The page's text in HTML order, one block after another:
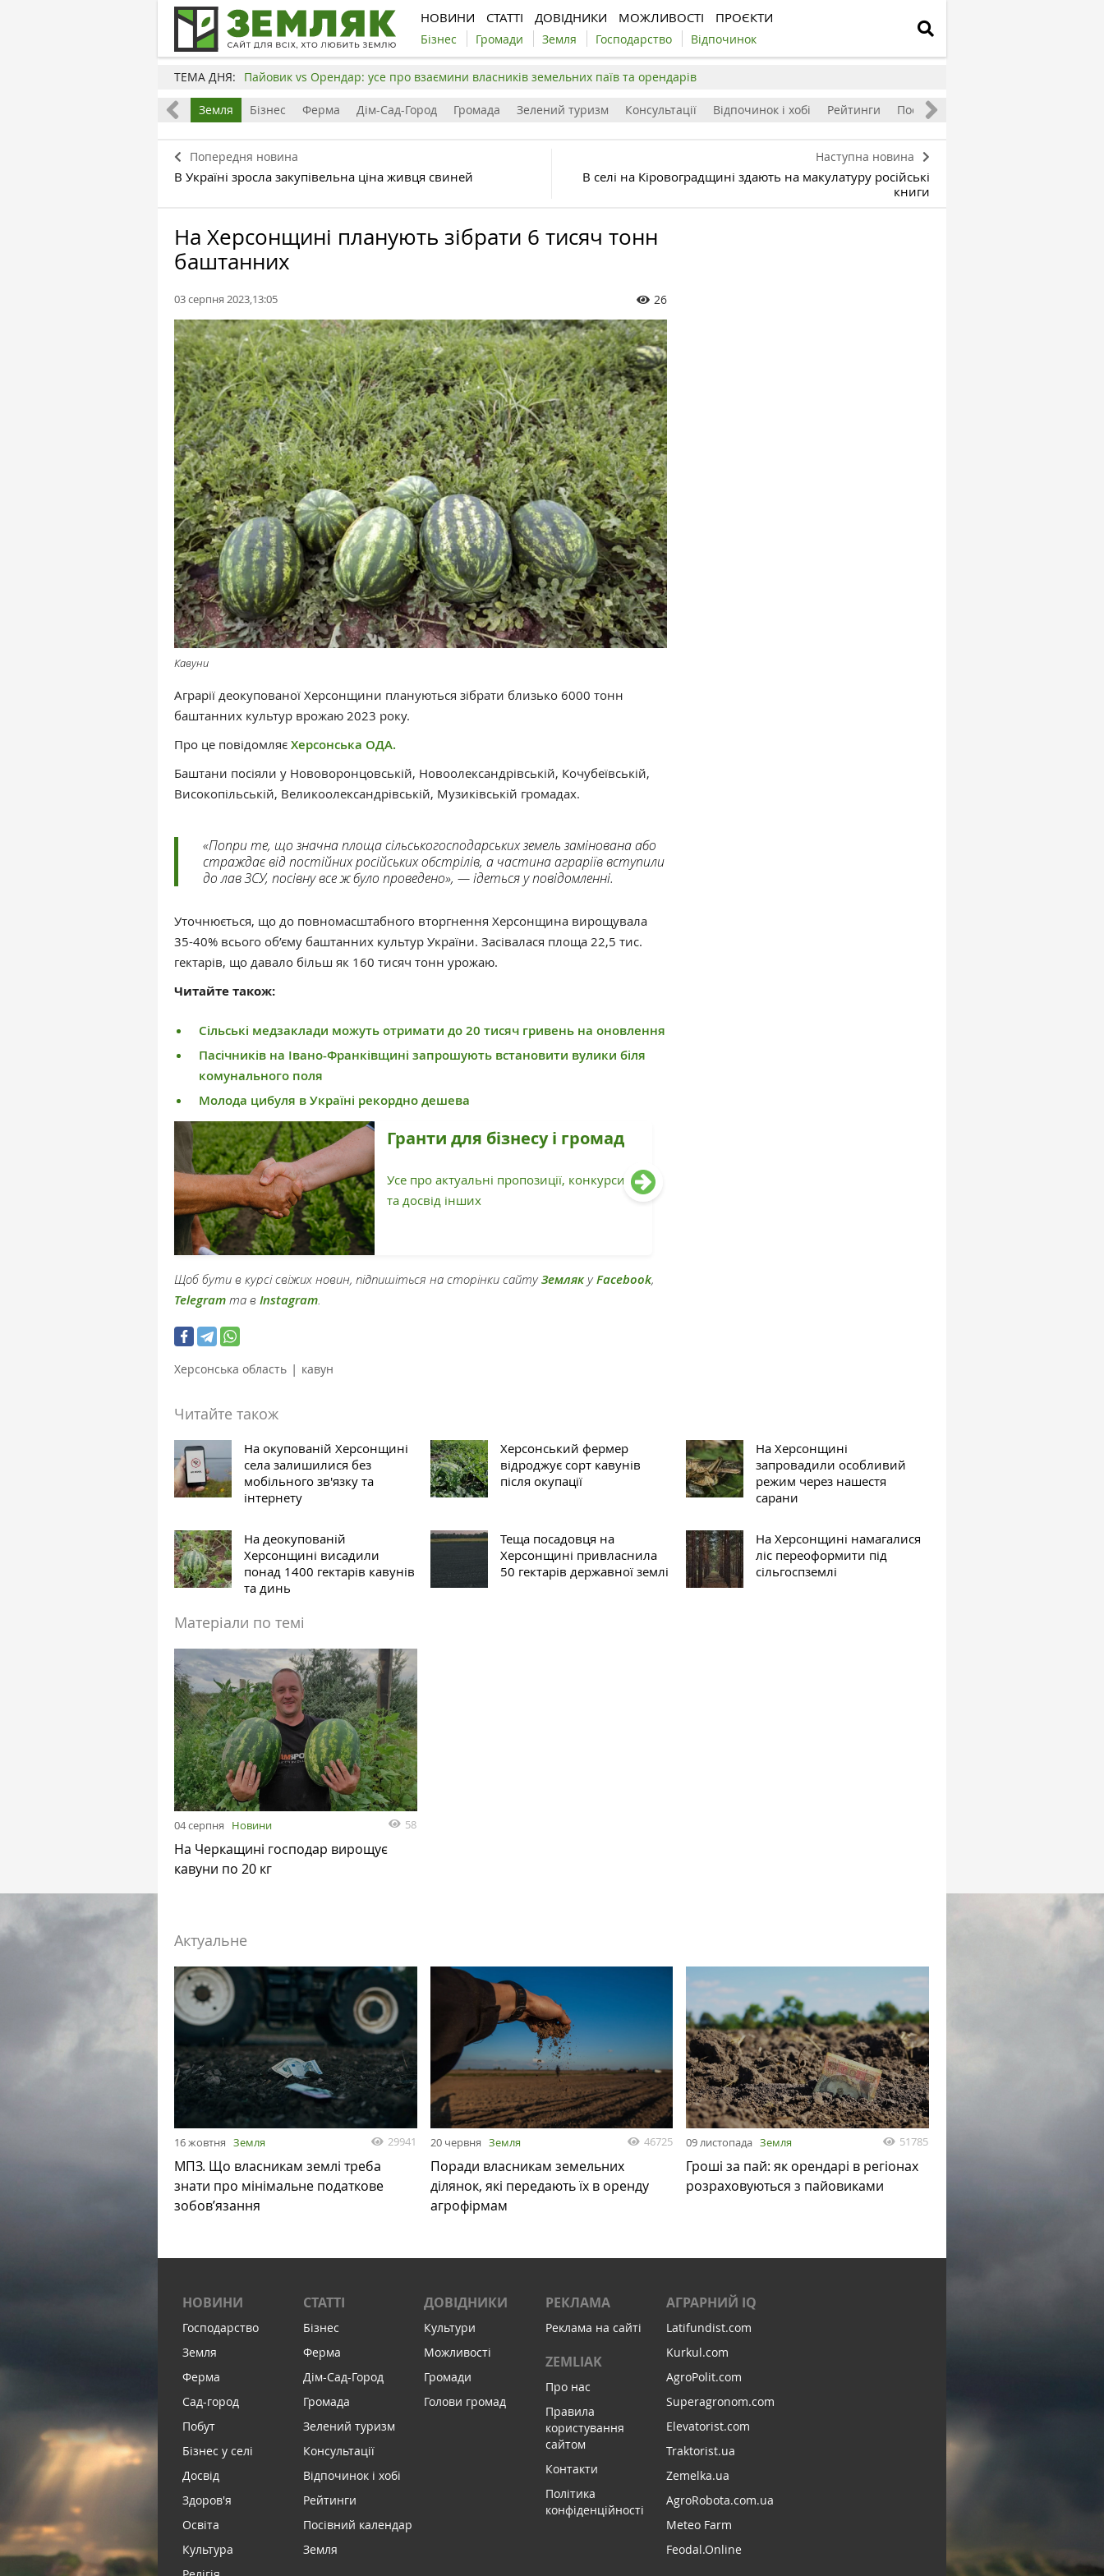
НОВИНИ СТАТТІ ДОВІДНИКИ МОЖЛИВОСТІ ПРОЄКТИ
Бізнес Громади Земля Господарство Відпочинок
ТЕМА ДНЯ: Пайовик vs Орендар: усе про взаємини власників земельних паїв та орендарів
Все Земля Бізнес Ферма Дім-Сад-Город Громада Зелений туризм Консультації Відпочинок і хобі Рейтинги Посівний календар
Попередня новина
В Україні зросла закупівельна ціна живця свиней
Наступна новина
В селі на Кіровоградщині здають на макулатуру російські
книги
На Херсонщині планують зібрати 6 тисяч тонн
баштанних
03 серпня 2023,13:05 26
Кавуни
Аграрії деокупованої Херсонщини плануються зібрати близько 6000 тонн
баштанних культур врожаю 2023 року.
Про це повідомляє Херсонська ОДА.
Баштани посіяли у Нововоронцовській, Новоолександрівській, Кочубеївській,
Високопільській, Великоолександрівській, Музиківській громадах.
«Попри те, що значна площа сільськогосподарських земель замінована або
страждає від постійних російських обстрілів, а частина аграріїв вступили
до лав ЗСУ, посівну все ж було проведено», — ідеться у повідомленні.
Уточнюється, що до повномасштабного вторгнення Херсонщина вирощувала
35-40% всього об’єму баштанних культур України. Засівалася площа 22,5 тис.
гектарів, що давало більш як 160 тисяч тонн урожаю.
Читайте також:
Сільські медзаклади можуть отримати до 20 тисяч гривень на оновлення
Пасічників на Івано-Франківщині запрошують встановити вулики біля
комунального поля
Молода цибуля в Україні рекордно дешева
Гранти для бізнесу і громад
Усе про актуальні пропозиції, конкурси
та досвід інших
Щоб бути в курсі свіжих новин, підпишіться на сторінки сайтуЗемлякуFacebook,
Telegram та в Instagram
Херсонська область | кавун
Читайте також
На окупованій Херсонщині
села залишилися без
мобільного зв'язку та
інтернету
Херсонський фермер
відроджує сорт кавунів
після окупації
На Херсонщині
запровадили особливий
режим через нашестя
сарани
На деокупованій
Херсонщині висадили
понад 1400 гектарів кавунів
та динь
Теща посадовця на
Херсонщині привласнила
50 гектарів державної землі
На Херсонщині намагалися
ліс переоформити під
сільгоспземлі
Матеріали по темі
04 серпня Новини 58
На Черкащині господар вирощує
кавуни по 20 кг
Актуальне
16 жовтня Земля 29941
МПЗ. Що власникам землі треба
знати про мінімальне податкове
зобов’язання
20 червня Земля 46725
Поради власникам земельних
ділянок, які передають їх в оренду
агрофірмам
09 листопада Земля 51785
Гроші за пай: як орендарі в регіонах
розраховуються з пайовиками
НОВИНИ
Господарство
Земля
Ферма
Сад-город
Побут
Бізнес у селі
Досвід
Здоров'я
Освіта
Культура
СТАТТІ
Бізнес
Ферма
Дім-Сад-Город
Громада
Зелений туризм
Консультації
Відпочинок і хобі
Рейтинги
Посівний календар
Земля
ДОВІДНИКИ
Культури
Можливості
Громади
Голови громад
РЕКЛАМА
Реклама на сайті
ZEMLIAK
Про нас
Правила
користування
сайтом
Контакти
Політика
конфіденційності
АГРАРНИЙ IQ
Latifundist.com
Kurkul.com
AgroPolit.com
Superagronom.com
Elevatorist.com
Traktorist.ua
Zemelka.ua
AgroRobota.com.ua
Meteo Farm
Feodal.Online